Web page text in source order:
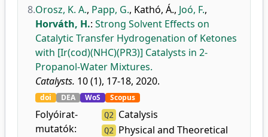
8.Orosz, K. A., Papp, G., Kathó, Á., Joó, F.,
Horváth, H.: Strong Solvent Effects on
Catalytic Transfer Hydrogenation of Ketones
with [Ir(cod)(NHC)(PR3)] Catalysts in 2-
Propanol-Water Mixtures.
Catalysts. 10 (1), 17-18, 2020.
doi DEA WoS Scopus
Folyóirat-
mutatók:
Q2 Catalysis
Q2
Physical and Theoretical